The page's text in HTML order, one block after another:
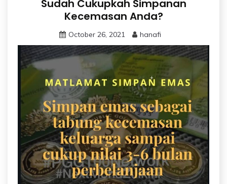
Sudah Cukupkah Simpanan
Kecemasan Anda?
October 26, 2021 hanafi